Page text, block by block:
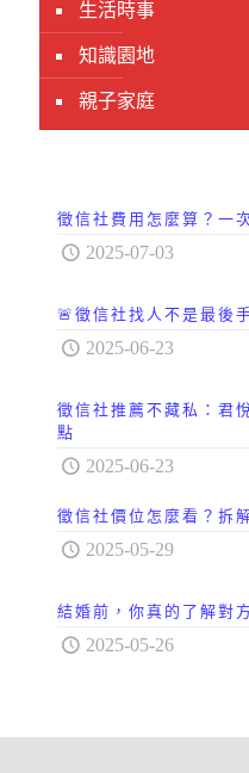
生活時事
知識園地
親子家庭
徵信社費用怎麼算？一
2025-07-03
🚨徵信社找人不是最後
2025-06-23
徵信社推薦不藏私：君
點
2025-06-23
徵信社價位怎麼看？拆
2025-05-29
結婚前，你真的了解對
2025-05-26